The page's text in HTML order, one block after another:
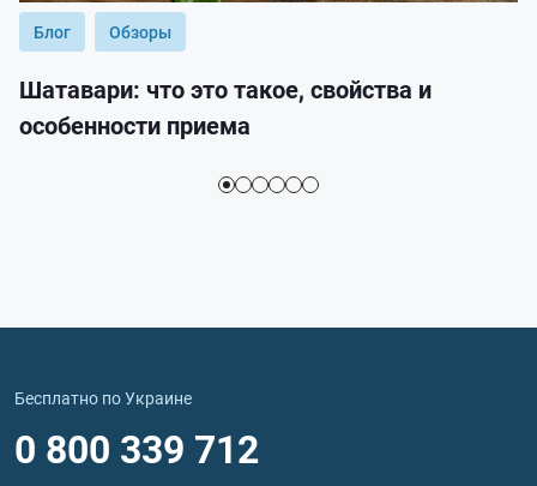
Блог Обзоры
Шатавари: что это такое, свойства и
особенности приема
Бесплатно по Украине
0 800 339 712